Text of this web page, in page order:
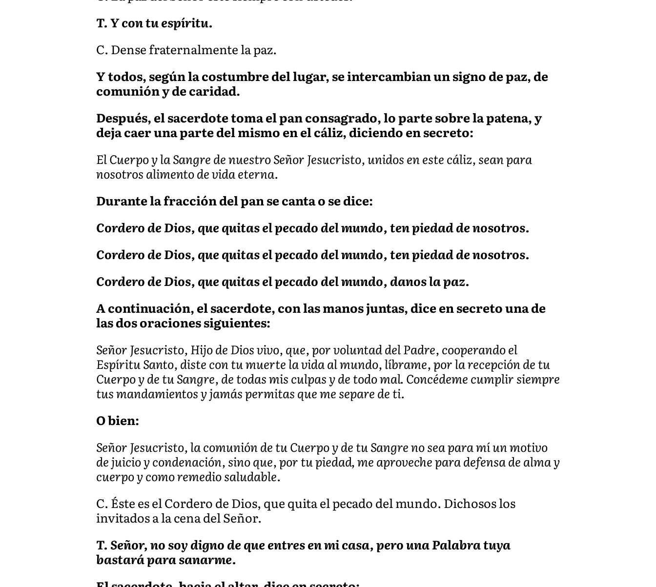
T. Y con tu espíritu.
C. Dense fraternalmente la paz.
Y todos, según la costumbre del lugar, se intercambian un signo de paz, de
comunión y de caridad.
Después, el sacerdote toma el pan consagrado, lo parte sobre la patena, y
deja caer una parte del mismo en el cáliz, diciendo en secreto:
El Cuerpo y la Sangre de nuestro Señor Jesucristo, unidos en este cáliz, sean para
nosotros alimento de vida eterna.
Durante la fracción del pan se canta o se dice:
Cordero de Dios, que quitas el pecado del mundo, ten piedad de nosotros.
Cordero de Dios, que quitas el pecado del mundo, ten piedad de nosotros.
Cordero de Dios, que quitas el pecado del mundo, danos la paz.
A continuación, el sacerdote, con las manos juntas, dice en secreto una de
las dos oraciones siguientes:
Señor Jesucristo, Hijo de Dios vivo, que, por voluntad del Padre, cooperando el
Espíritu Santo, diste con tu muerte la vida al mundo, líbrame, por la recepción de tu
Cuerpo y de tu Sangre, de todas mis culpas y de todo mal. Concédeme cumplir siempre
tus mandamientos y jamás permitas que me separe de ti.
O bien:
Señor Jesucristo, la comunión de tu Cuerpo y de tu Sangre no sea para mí un motivo
de juicio y condenación, sino que, por tu piedad, me aproveche para defensa de alma y
cuerpo y como remedio saludable.
C. Éste es el Cordero de Dios, que quita el pecado del mundo. Dichosos los
invitados a la cena del Señor.
T. Señor, no soy digno de que entres en mi casa, pero una Palabra tuya
bastará para sanarme.